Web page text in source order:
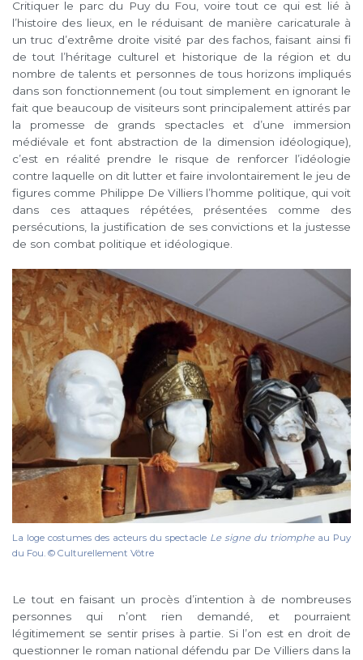
Critiquer le parc du Puy du Fou, voire tout ce qui est lié à
l’histoire des lieux, en le réduisant de manière caricaturale à
un truc d’extrême droite visité par des fachos, faisant ainsi fi
de tout l’héritage culturel et historique de la région et du
nombre de talents et personnes de tous horizons impliqués
dans son fonctionnement (ou tout simplement en ignorant le
fait que beaucoup de visiteurs sont principalement attirés par
la promesse de grands spectacles et d’une immersion
médiévale et font abstraction de la dimension idéologique),
c’est en réalité prendre le risque de renforcer l’idéologie
contre laquelle on dit lutter et faire involontairement le jeu de
figures comme Philippe De Villiers l’homme politique, qui voit
dans ces attaques répétées, présentées comme des
persécutions, la justification de ses convictions et la justesse
de son combat politique et idéologique.
La loge costumes des acteurs du spectacle Le signe du triompheau Puy
du Fou. © Culturellement Vôtre
Le tout en faisant un procès d’intention à de nombreuses
personnes qui n’ont rien demandé, et pourraient
légitimement se sentir prises à partie. Si l’on est en droit de
questionner le roman national défendu par De Villiers dans la